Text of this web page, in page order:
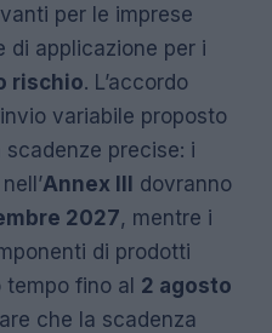
per le imprese
di applicazione per i
rischio. L’accordo
variabile proposto
precise: i
Annex III dovranno
2027, mentre i
di prodotti
tempo fino al 2 agosto
che la scadenza